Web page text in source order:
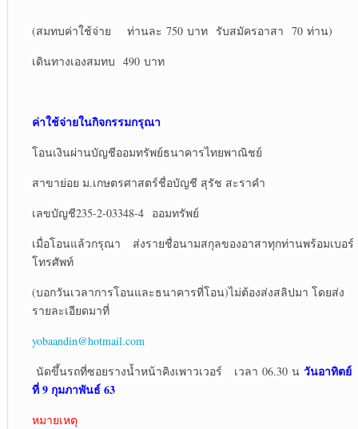
(สมทบค่าใช้จ่าย ท่านละ 750 บาท รับสมัครอาสา 70 ท่าน)
เดินทางเองสมทบ 490 บาท
ค่าใช้จ่ายในกิจกรรมกรุณา
โอนเงินผ่านบัญชีออมทรัพย์ธนาคารไทยพาณิชย์
สาขาย่อย ม.เกษตรศาสตร์ชื่อบัญชี สุรัช สะราคำ
เลขบัญชี235-2-03348-4 ออมทรัพย์
เมื่อโอนแล้วกรุณา ส่งรายชื่อนามสกุลของอาสาทุกท่านพร้อมเบอร์
โทรศัพท์
(บอกวันเวลาการโอนและธนาคารที่โอน)ไม่ต้องส่งสลิปมา โดยส่ง
รายละเอียดมาที่
yobaandin@hotmail.com
นัดขึ้นรถที่ซอยรางน้ำหน้าคิงเพาวเวอร์ เวลา 06.30 น วันอาทิตย์
ที่ 9 กุมภาพันธ์ 63
หมายเหตุ